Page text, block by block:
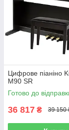
Цифрове піаніно
M90 SR
Готово до
36 817 ₴ 39 150